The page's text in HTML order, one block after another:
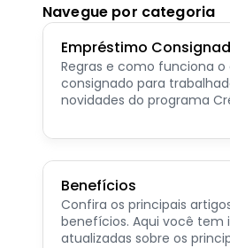
Navegue por categoria
Empréstimo
Regras e como funciona o
consignado para
novidades do programa
consignado privado.
Benefícios
Confira os principais
benefícios. Aqui você tem informações
atualizadas sobre os